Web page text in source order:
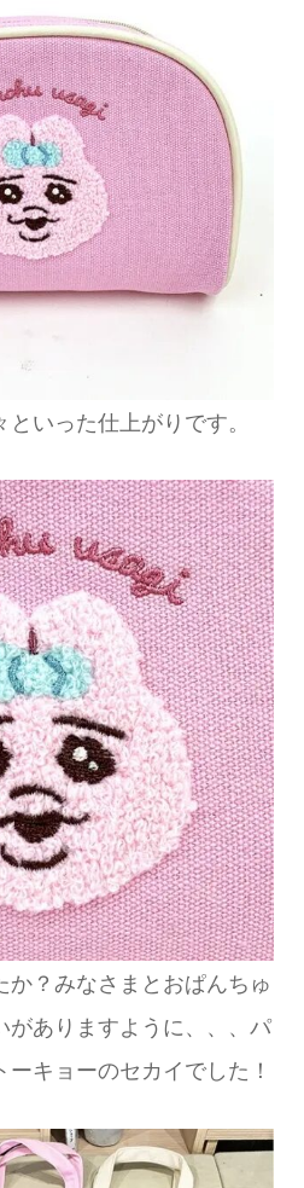
いった仕上がりです。
か？みなさまとおぱんちゅ
がありますように、、、パ
キョーのセカイでした！